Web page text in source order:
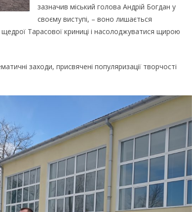
зазначив міський голова Андрій Богдан у
своєму виступі, – воно лишається
Тарасової криниці і насолоджуватися щирою
заходи, присвячені популяризації творчості